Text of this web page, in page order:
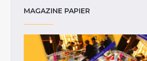
MAGAZINE PAPIER